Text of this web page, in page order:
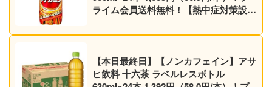
ライム会員送料無料！【熱中症対策設
【本日最終日】【ノンカフェイン】アサ
ヒ飲料 十六茶 ラベルレスボトル